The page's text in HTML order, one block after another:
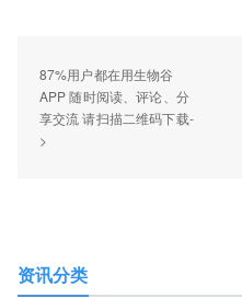
87%用户都在用生物谷
APP 随时阅读、评论、分
享交流 请扫描二维码下载-
>
资讯分类